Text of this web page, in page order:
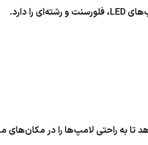
تا به راحتی لامپ‌ها را در مکان‌های